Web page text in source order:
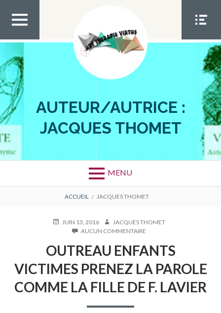
contenu
MEN
MEN
SOCIA
L
AUTEUR/AUTRICE :
JACQUES THOMET
MENU
D'ARIANE
ACCUEIL JACQUES THOMET
PUBLIÉJUIN 13, 2016 AUTEUR
JACQUES THOMET
AUCUN COMMENTAIRE
ENFANTS
VICTIMES
PRENEZ
LA
PAROLE
COMME
OUTREAU ENFANTS
VICTIMES PRENEZ LA PAROLE
COMME LA FILLE DE F. LAVIER